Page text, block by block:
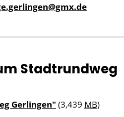
Stadtrundweg
Gerlingen" (3,439 MB)